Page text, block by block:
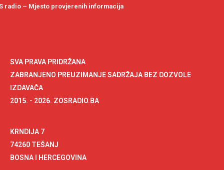
radio – Mjesto provjerenih informacija
SVA PRAVA PRIDRŽANA
ZABRANJENO PREUZIMANJE SADRŽAJA BEZ DOZVOLE
IZDAVAČA
2015. - 2026. ZOSRADIO.BA
KRNDIJA 7
74260 TEŠANJ
BOSNA I HERCEGOVINA